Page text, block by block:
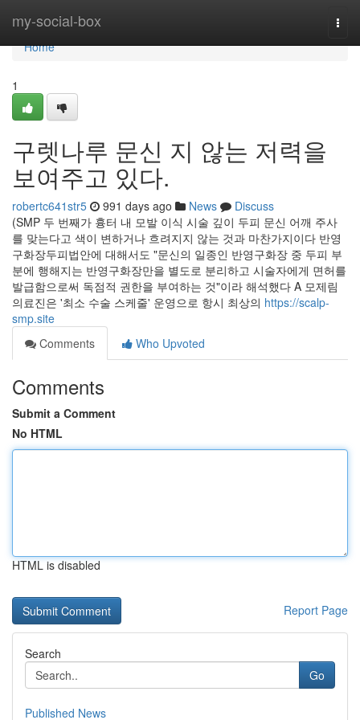
my-social-box
Home
Home
1
구렛나루 문신 지 않는 저력을
보여주고 있다.
robertc641str5 991 days ago News
Discuss
(SMP 두 번째가 흉터 내 모발 이식 시술 깊이 두피 문신 어깨 주사
를 맞는다고 색이 변하거나 흐려지지 않는 것과 마찬가지이다 반영
구화장두피법안에 대해서도 "문신의 일종인 반영구화장 중 두피 부
분에 행해지는 반영구화장만을 별도로 분리하고 시술자에게 면허를
발급함으로써 독점적 권한을 부여하는 것"이라 해석했다 A 모제림
의료진은 '최소 수술 스케줄' 운영으로 항시 최상의 https://scalp-
smp.site
Comments
Who Upvoted
Comments
Submit a Comment
No HTML
HTML is disabled
Report Page
Search
Go
Published News